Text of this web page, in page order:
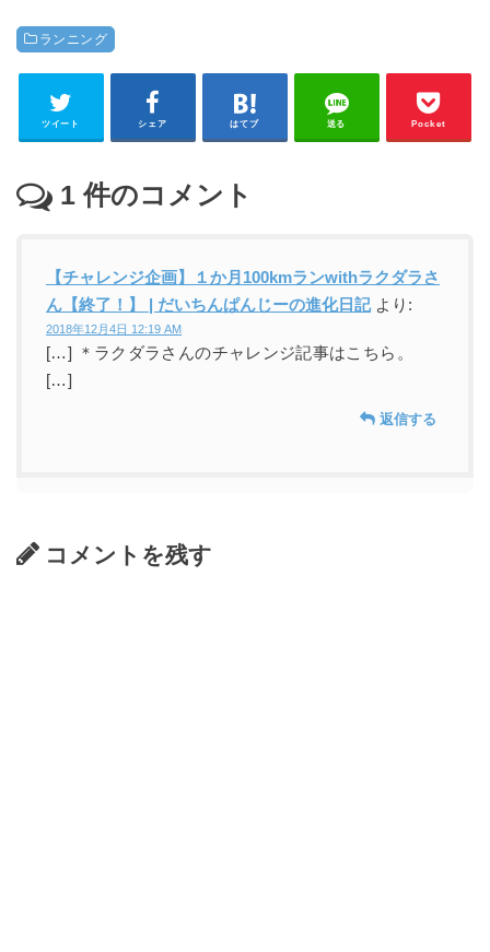
ランニング
ツイート シェア はてブ 送る Pocket
1件のコメント
【チャレンジ企画】１か月100kmランwithラクダラさ
ん【終了！】 | だいちんぱんじーの進化日記 より:
2018年12月4日 12:19 AM
[…] ＊ラクダラさんのチャレンジ記事はこちら。
[…]
返信する
コメントを残す